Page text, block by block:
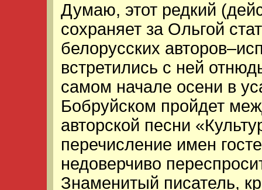
Думаю, этот редкий
сохраняет за Ольгой
белорусских
встретились с ней
самом начале осени в
Бобруйском пройдет
авторской песни
перечисление имен
недоверчиво
Знаменитый писатель,